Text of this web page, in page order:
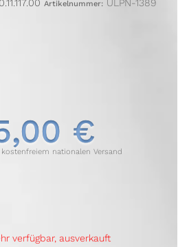
Artikelnummer:ULPN-1389
€
nationalen Versand
verfügbar, ausverkauft